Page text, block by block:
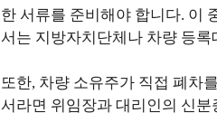
한 서류를 준비해야 합니다. 이
서는 지방자치단체나 차량 등
또한, 차량 소유주가 직접 폐차
서라면 위임장과 대리인의 신